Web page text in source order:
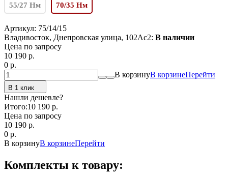
55/27 Нм 70/35 Нм
Артикул: 75/14/15
Владивосток, Днепровская улица, 102Ас2: В наличии
Цена по запросу
10 190 p.
0 p.
В корзинуВ корзинеПерейти
В 1 клик
Нашли дешевле?
Итого:10 190 p.
Цена по запросу
10 190 p.
0 p.
В корзинуВ корзинеПерейти
Комплекты к товару: